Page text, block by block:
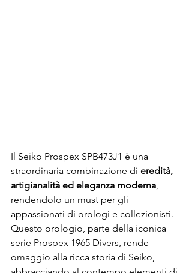
Il Seiko Prospex SPB473J1 è una
straordinaria combinazione di eredità,
artigianalità ed eleganza moderna,
rendendolo un must per gli
appassionati di orologi e collezionisti.
Questo orologio, parte della iconica
serie Prospex 1965 Divers, rende
omaggio alla ricca storia di Seiko,